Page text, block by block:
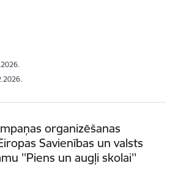
organizēšanas
Savienības un valsts
''Piens un augļi skolai''